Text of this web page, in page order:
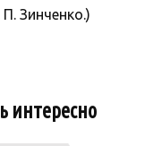
Зинченко.)
интересно